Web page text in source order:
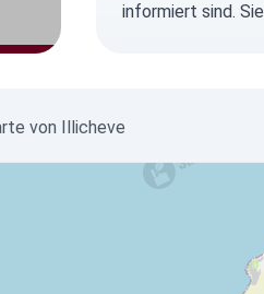
informiert sind.
von Illicheve